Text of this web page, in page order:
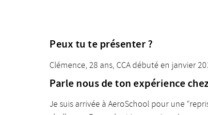
Peux tu te présenter ?
Clémence, 28 ans, CCA débuté en janvier
Parle nous de ton expérience
Je suis arrivée à AeroSchool pour une